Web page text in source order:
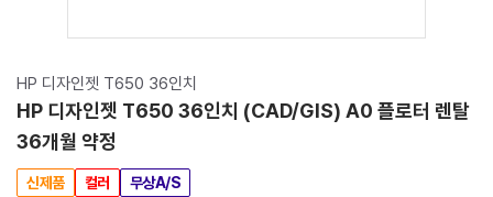
HP 디자인젯 T650 36인치
HP 디자인젯 T650 36인치 (CAD/GIS) A0 플로터 렌탈
36개월 약정
신제품 컬러 무상A/S